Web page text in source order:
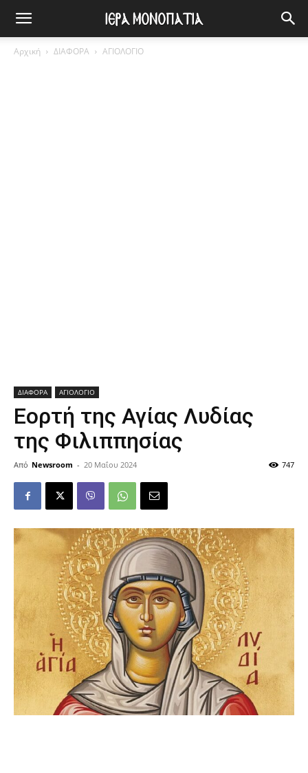
Αρχική ΔΙΑΦΟΡΑ ΑΓΙΟΛΟΓΙΟ
ΔΙΑΦΟΡΑ ΑΓΙΟΛΟΓΙΟ
Εορτή της Αγίας Λυδίας
της Φιλιππησίας
Από Newsroom - 20 Μαΐου 2024 747